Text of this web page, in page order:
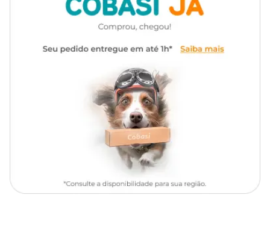
Composição Básica
Dextrose, sacarose, sorbato de potássio, retinol (vit. A), ácido
(vit. E), menadiona bissulfito de nicotinamida (K3), tiamina (vit.
B1), riboflavina (vit. B2), piridoxina (vit. B6), cianocobolamina (vit
b12), ácido nicotínico (vit. B3), ácido pantotenico (vit B5), ácido
fólico (vit. B9), biotina (vit. B7), cloreto de colina, sulfato de cobre,
óxido de zinco, sulfato de manganês, sulfato de ferro, iodato de
cálcio, selenito de sódio, sulfato de cobalto, corante vermelho allura.